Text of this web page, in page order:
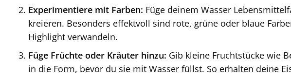
Experimentiere mit Farben: Füge deinem Wasser
kreieren. Besonders effektvoll sind rote, grüne oder blaue
Highlight verwandeln.
Füge Früchte oder Kräuter hinzu: Gib kleine Fruchtstücke wie
in die Form, bevor du sie mit Wasser füllst. So erhalten deine